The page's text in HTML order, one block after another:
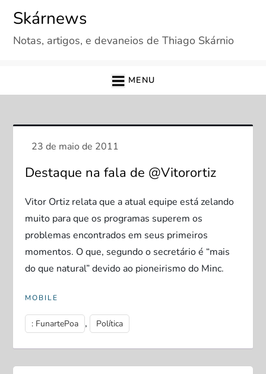
content
Skárnews
Notas, artigos, e devaneios de Thiago Skárnio
MENU
Destaque na fala de @Vitorortiz
Vitor Ortiz relata que a atual equipe está zelando
muito para que os programas superem os
problemas encontrados em seus primeiros
momentos. O que, segundo o secretário é “mais
do que natural” devido ao pioneirismo do Minc.
MOBILE
: FunartePoa , Política